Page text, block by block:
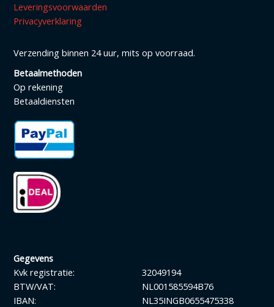
Leveringsvoorwaarden
Privacyverklaring
Verzending binnen 24 uur, mits op voorraad.
Betaalmethoden
Op rekening
Betaaldiensten
Gegevens
Kvk registratie:
BTW/VAT:
IBAN:
32049194
NL001585594B76
NL35INGB0655475338